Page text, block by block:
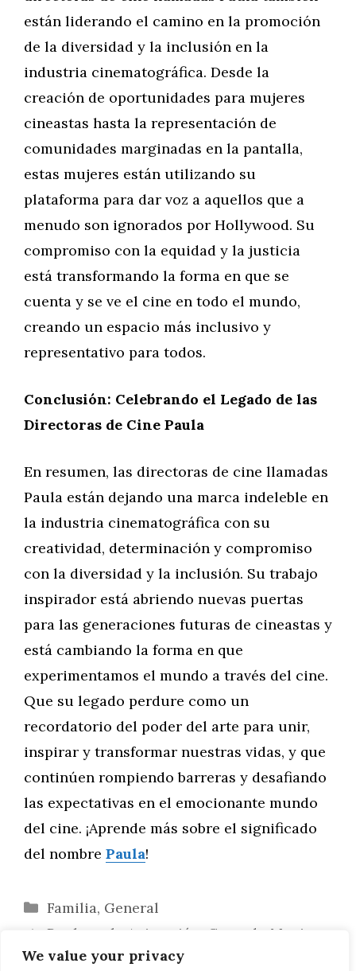
We value your privacy
están liderando el camino en la promoción
de la diversidad y la inclusión en la
industria cinematográfica. Desde la
creación de oportunidades para mujeres
cineastas hasta la representación de
comunidades marginadas en la pantalla,
estas mujeres están utilizando su
plataforma para dar voz a aquellos que a
menudo son ignorados por Hollywood. Su
compromiso con la equidad y la justicia
está transformando la forma en que se
cuenta y se ve el cine en todo el mundo,
creando un espacio más inclusivo y
representativo para todos.
Conclusión: Celebrando el Legado de las
Directoras de Cine Paula
En resumen, las directoras de cine llamadas
Paula están dejando una marca indeleble en
la industria cinematográfica con su
creatividad, determinación y compromiso
con la diversidad y la inclusión. Su trabajo
inspirador está abriendo nuevas puertas
para las generaciones futuras de cineastas y
está cambiando la forma en que
experimentamos el mundo a través del cine.
Que su legado perdure como un
recordatorio del poder del arte para unir,
inspirar y transformar nuestras vidas, y que
continúen rompiendo barreras y desafiando
las expectativas en el emocionante mundo
del cine. ¡Aprende más sobre el significado
del nombre Paula!
Categorías
Familia, General
Paula en la Animación: Creando Magia
en la Pantalla